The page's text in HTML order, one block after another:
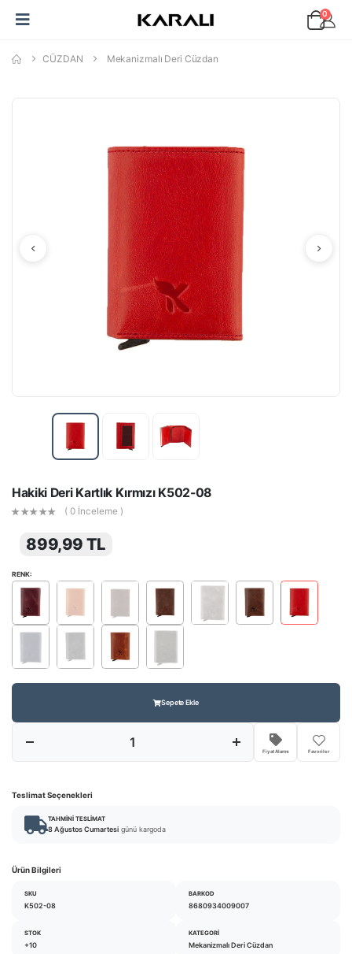
0
CÜZDAN Mekanizmalı Deri Cüzdan
Hakiki Deri Kartlık Kırmızı K502-08
( 0 İnceleme )
899,99 TL
RENK:
Sepete Ekle
Fiyat Alarmı Favoriler
Teslimat Seçenekleri
TAHMINI TESLIMAT
8 Ağustos Cumartesi günü kargoda
Ürün Bilgileri
SKU
K502-08
BARKOD
8680934009007
STOK
+10
KATEGORI
Mekanizmalı Deri Cüzdan